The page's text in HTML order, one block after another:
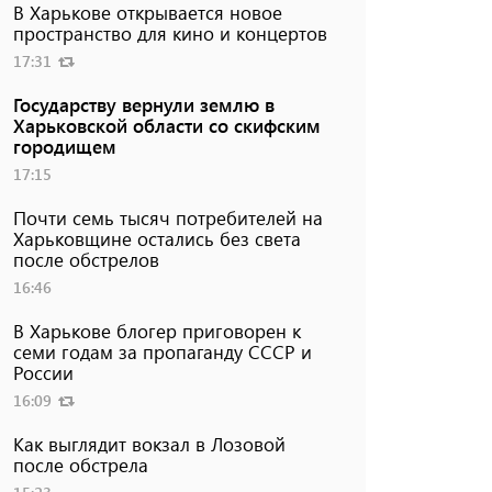
В Харькове открывается новое
пространство для кино и концертов
17:31
Государству вернули землю в
Харьковской области со скифским
городищем
17:15
Почти семь тысяч потребителей на
Харьковщине остались без света
после обстрелов
16:46
В Харькове блогер приговорен к
семи годам за пропаганду СССР и
России
16:09
Как выглядит вокзал в Лозовой
после обстрела